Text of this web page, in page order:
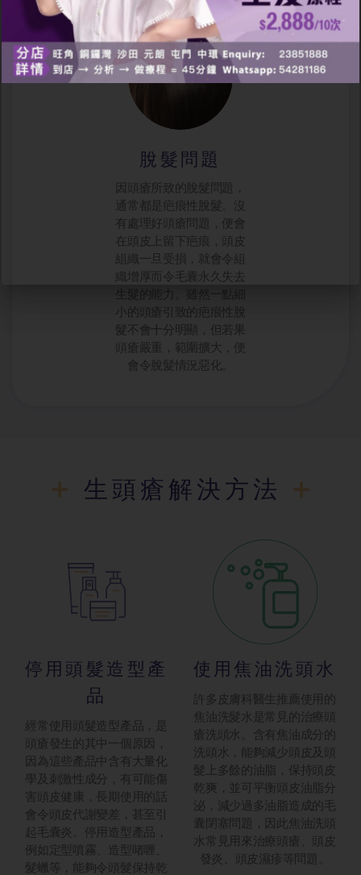
脫髮問題
因頭瘡所致的脫髮問題，
通常都是疤痕性脫髮。沒
有處理好頭瘡問題，便會
在頭皮上留下疤痕，頭皮
組織一旦受損，就會令組
織增厚而令毛囊永久失去
生髮的能力。雖然一點細
小的頭瘡引致的疤痕性脫
髮不會十分明顯，但若果
頭瘡嚴重，範圍擴大，便
會令脫髮情況惡化。
生頭瘡解決方法
停用頭髮造型產
品
經常使用頭髮造型產品，是
頭瘡發生的其中一個原因，
因為這些產品中含有大量化
學及刺激性成分，有可能傷
害頭皮健康，長期使用的話
會令頭皮代謝變差，甚至引
起毛囊炎。停用造型產品，
例如定型噴霧、造型啫喱、
髮蠟等，能夠令頭髮保持乾
使用焦油洗頭水
許多皮膚科醫生推薦使用的
焦油洗髮水是常見的治療頭
瘡洗頭水。含有焦油成分的
洗頭水，能夠減少頭皮及頭
髮上多餘的油脂，保持頭皮
乾爽，並可平衡頭皮油脂分
泌，減少過多油脂造成的毛
囊閉塞問題，因此焦油洗頭
水常見用來治療頭瘡、頭皮
發炎、頭皮濕疹等問題。